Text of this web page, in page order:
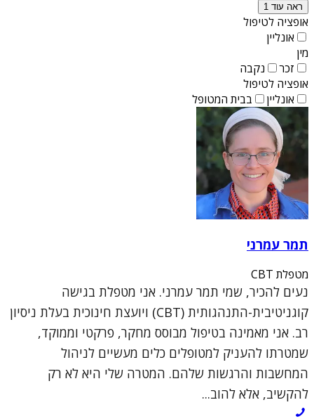
ראה עוד 1
אופציה לטיפול
אונליין
מין
זכר
נקבה
אופציה לטיפול
אונליין
בבית המטופל
תמר עמרני
מטפלת CBT
נעים להכיר, שמי תמר עמרני. אני מטפלת בגישה
קוגניטיבית-התנהגותית (CBT) ויועצת חינוכית בעלת ניסיון
רב. אני מאמינה בטיפול מבוסס מחקר, פרקטי וממוקד,
שמטרתו להעניק למטופלים כלים מעשיים לניהול
המחשבות והרגשות שלהם. המטרה שלי היא לא רק
להקשיב, אלא להוב...